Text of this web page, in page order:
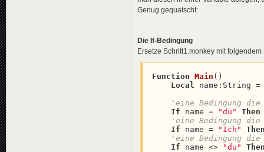
Genug gequatscht:
Die If-Bedingung
Ersetze Schritt1.monkey mit
Function Main ( )
Local
name:String
'eine Bedingung
If name = "du"
Then
'eine Bedingung
If name = "Ich"
'eine Bedingung
If name <> "du"